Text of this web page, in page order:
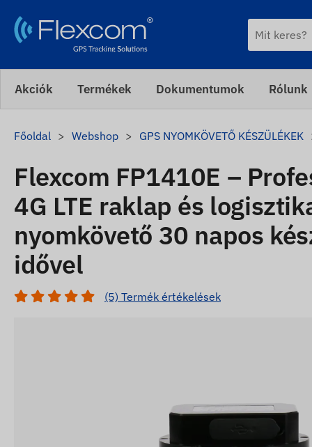
Akciók Termékek Dokumentumok Rólunk
Főoldal Webshop GPS NYOMKÖVETŐ KÉSZÜLÉKEK
Flexcom FP1410E –
4G LTE raklap és
nyomkövető 30 napos
idővel
(5) Termék értékelések